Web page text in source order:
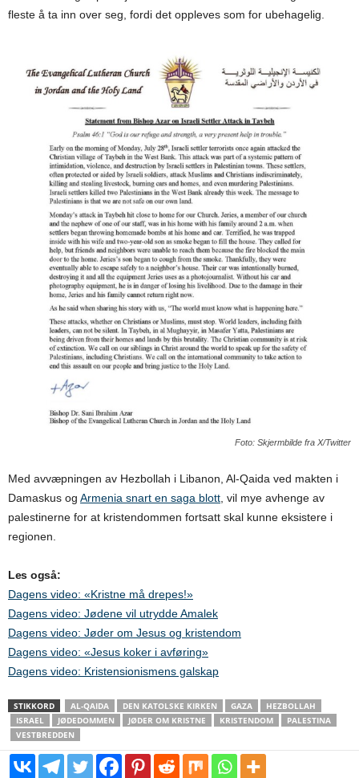
fleste å ta inn over seg, fordi det oppleves som for ubehagelig.
Foto: Skjermbilde fra X/Twitter
Med avvæpningen av Hezbollah i Libanon, Al-Qaida ved makten i
Damaskus og Armenia snart en saga blott, vil mye avhenge av
palestinerne for at kristendommen fortsatt skal kunne eksistere i
regionen.
Les også:
Dagens video: «Kristne må drepes!»
Dagens video: Jødene vil utrydde Amalek
Dagens video: Jøder om Jesus og kristendom
Dagens video: «Jesus koker i avføring»
Dagens video: Kristensionismens galskap
STIKKORD AL-QAIDA DEN KATOLSKE KIRKEN GAZA
HEZBOLLAH
ISRAEL
JØDEDOMMEN JØDER OM KRISTNE KRISTENDOM
PALESTINA
VESTBREDDEN